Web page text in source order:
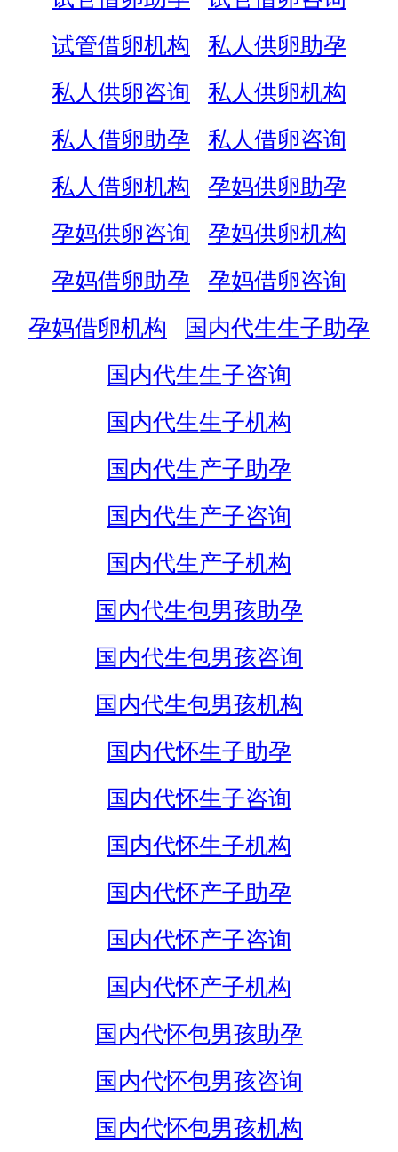
试管借卵机构
私人供卵助孕
私人供卵咨询
私人供卵机构
私人借卵助孕
私人借卵咨询
私人借卵机构
孕妈供卵助孕
孕妈供卵咨询
孕妈供卵机构
孕妈借卵助孕
孕妈借卵咨询
孕妈借卵机构
国内代生生子助孕
国内代生生子咨询
国内代生生子机构
国内代生产子助孕
国内代生产子咨询
国内代生产子机构
国内代生包男孩助孕
国内代生包男孩咨询
国内代生包男孩机构
国内代怀生子助孕
国内代怀生子咨询
国内代怀生子机构
国内代怀产子助孕
国内代怀产子咨询
国内代怀产子机构
国内代怀包男孩助孕
国内代怀包男孩咨询
国内代怀包男孩机构